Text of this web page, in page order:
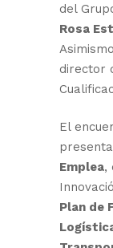
del
Rosa
director
El
Emplea,
Plan de